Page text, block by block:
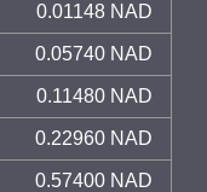
0.01148 NAD
0.05740 NAD
0.11480 NAD
0.22960 NAD
0.57400 NAD